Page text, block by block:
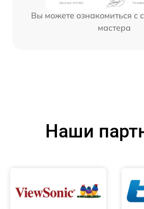
Вы можете ознакомиться с
мастера
Наши